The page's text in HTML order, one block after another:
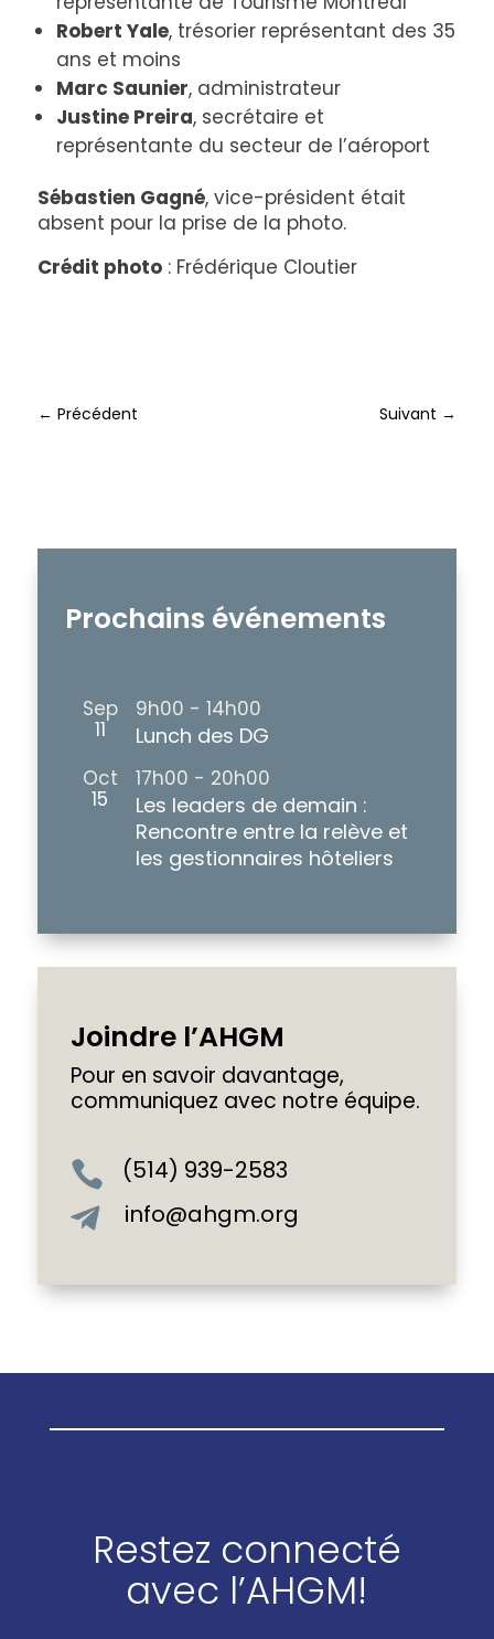
Robert Yale, trésorier représentant des 35
ans et moins
Marc Saunier, administrateur
Justine Preira, secrétaire et
représentante du secteur de l’aéroport
Sébastien Gagné, vice-président était
absent pour la prise de la photo.
Crédit photo: Frédérique Cloutier
← Précédent Suivant →
Prochains événements
Sep
11
9h00 - 14h00
Lunch des DG
Oct
15
17h00 - 20h00
Les leaders de demain :
Rencontre entre la relève et
les gestionnaires hôteliers
Joindre l’AHGM
Pour en savoir davantage,
communiquez avec notre équipe.
 (514) 939-2583
 info@ahgm.org
Restez connecté
avec l’AHGM!